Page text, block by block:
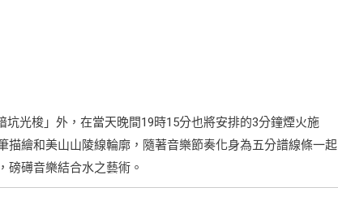
光梭」外，在當天晚間19時15分也將安排的3分鐘煙火施
繪和美山山陵線輪廓，隨著音樂節奏化身為五分譜線條一起
磅礡音樂結合水之藝術。